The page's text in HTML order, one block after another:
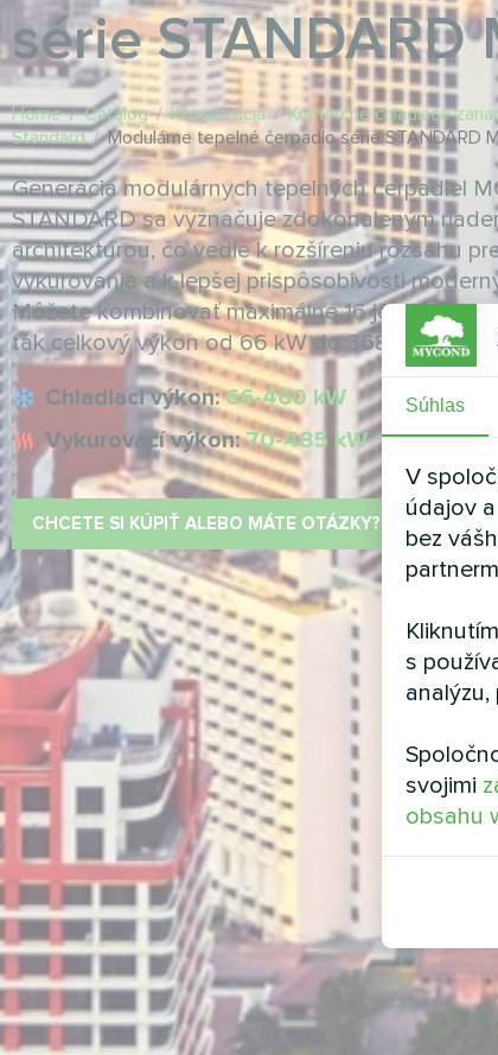
série STANDARD
Home / Catalog / Klimatizácia / Komerčné chladiace
Standard / Modulárne tepelné čerpadlo série STANDARD
Generácia modulárnych tepelných čerpadiel
STANDARD sa vyznačuje zdokonaleným
architektúrou, čo vedie k rozšíreniu rozsahu
vykurovania a k lepšej prispôsobivosti
Môžete kombinovať maximálne 16 jednotiek
tak celkový výkon od 66 kW do 3680 kW
Chladiaci výkon:66-460 kW
Vykurovací výkon:70-485 kW
CHCETE SI KÚPIŤ ALEBO MÁTE OTÁZKY?
Súhlas
V
údajov
bez
s
svojimi
obsahu